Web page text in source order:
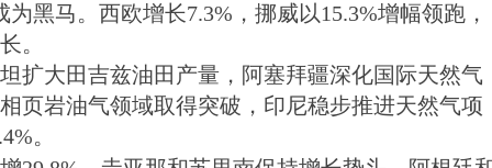
黑马。西欧增长7.3%，挪威以15.3%增幅领跑，
。
扩大田吉兹油田产量，阿塞拜疆深化国际天然气
页岩油气领域取得突破，印尼稳步推进天然气项
。